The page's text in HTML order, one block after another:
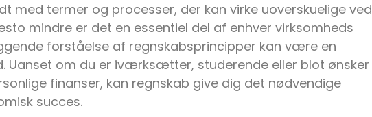
med termer og processer, der kan virke uoverskuelige ved
mindre er det en essentiel del af enhver virksomheds
forståelse af regnskabsprincipper kan være en
Uanset om du er iværksætter, studerende eller blot ønsker
finanser, kan regnskab give dig det nødvendige
succes.